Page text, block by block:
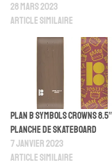
28 mars 2023
Article similaire
Plan B Symbols Crowns 8.5″
Planche De Skateboard
7 janvier 2023
Article similaire